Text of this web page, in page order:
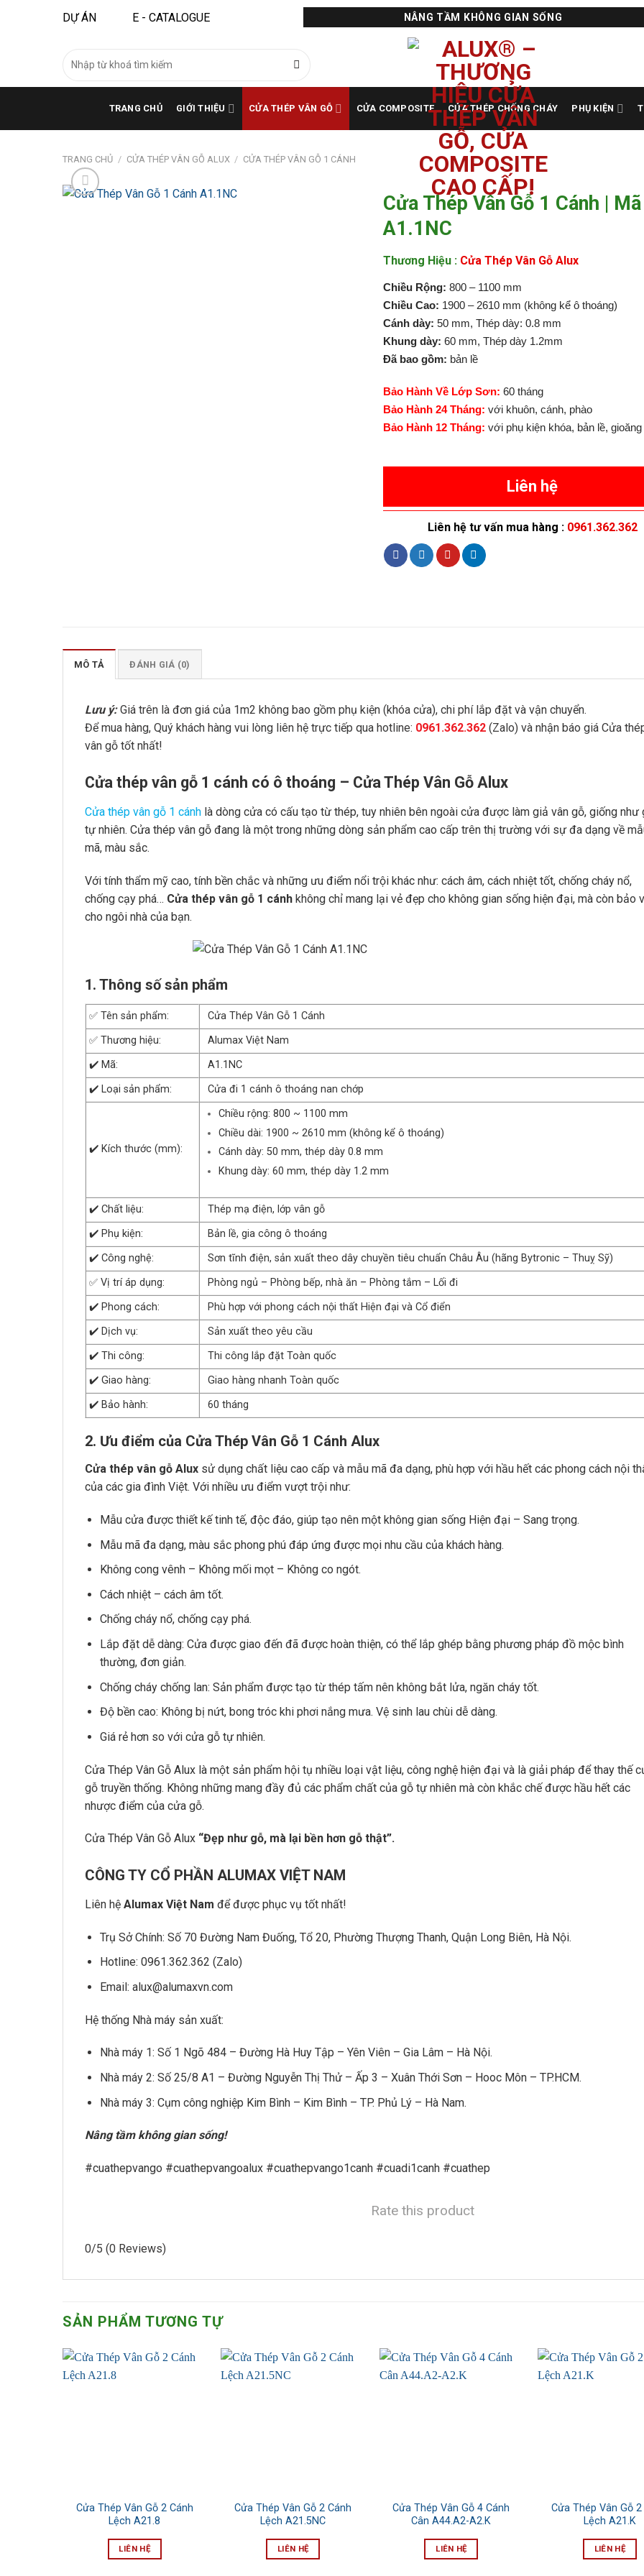
DỰ ÁN E - CATALOGUE NÂNG TẦM KHÔNG GIAN SỐNG
kiếm:
TRANG CHỦ GIỚI THIỆU CỬA THÉP VÂN GỖ CỬA COMPOSITE CỬA THÉP CHỐNG CHÁY PHỤ KIỆN
TRANG CHỦ / CỬA THÉP VÂN GỖ ALUX / CỬA THÉP VÂN GỖ 1 CÁNH
Cửa Thép Vân Gỗ 1 Cánh | Mã
A1.1NC
Thương Hiệu : Cửa Thép Vân Gỗ Alux
Chiều Rộng: 800 – 1100 mm
Chiều Cao: 1900 – 2610 mm (không kể ô thoáng)
Cánh dày: 50 mm, Thép dày: 0.8 mm
Khung dày: 60 mm, Thép dày 1.2mm
Đã bao gồm: bản lề
Bảo Hành Về Lớp Sơn: 60 tháng
Bảo Hành 24 Tháng: với khuôn, cánh, phào
Bảo Hành 12 Tháng: với phụ kiện khóa, bản lề, gioăng
Liên hệ
Liên hệ tư vấn mua hàng : 0961.362.362
MÔ TẢ ĐÁNH GIÁ (0)
Lưu ý: Giá trên là đơn giá của 1m2 không bao gồm phụ kiện (khóa cửa), chi phí lắp đặt và vận chuyển.
Để mua hàng, Quý khách hàng vui lòng liên hệ trực tiếp qua hotline: 0961.362.362 (Zalo) và nhận báo giá Cửa
vân gỗ tốt nhất!
Cửa thép vân gỗ 1 cánh có ô thoáng – Cửa Thép Vân Gỗ Alux
Cửa thép vân gỗ 1 cánh là dòng cửa có cấu tạo từ thép, tuy nhiên bên ngoài cửa được làm giả vân gỗ, giống như
tự nhiên. Cửa thép vân gỗ đang là một trong những dòng sản phẩm cao cấp trên thị trường với sự đa dạng về
mã, màu sắc.
Với tính thẩm mỹ cao, tính bền chắc và những ưu điểm nổi trội khác như: cách âm, cách nhiệt tốt, chống cháy nổ,
chống cạy phá… Cửa thép vân gỗ 1 cánh không chỉ mang lại vẻ đẹp cho không gian sống hiện đại, mà còn bảo
cho ngôi nhà của bạn.
1. Thông số sản phẩm
✅ Tên sản phẩm:
Cửa Thép Vân Gỗ 1 Cánh
✅ Thương hiệu:
Alumax Việt Nam
✔️ Mã:
A1.1NC
✔️ Loại sản phẩm:
Cửa đi 1 cánh ô thoáng nan chớp
✔️ Kích thước (mm):
Chiều rộng: 800 ~ 1100 mm
Chiều dài: 1900 ~ 2610 mm (không kể ô thoáng)
Cánh dày: 50 mm, thép dày 0.8 mm
Khung dày: 60 mm, thép dày 1.2 mm
✔️ Chất liệu:
Thép mạ điện, lớp vân gỗ
✔️ Phụ kiện:
Bản lề, gia công ô thoáng
✔️ Công nghệ:
Sơn tĩnh điện, sản xuất theo dây chuyền tiêu chuẩn Châu Âu (hãng Bytronic – Thuỵ Sỹ)
✅ Vị trí áp dụng:
Phòng ngủ – Phòng bếp, nhà ăn – Phòng tắm – Lối đi
✔️ Phong cách:
Phù hợp với phong cách nội thất Hiện đại và Cổ điển
✔️ Dịch vụ:
Sản xuất theo yêu cầu
✔️ Thi công:
Thi công lắp đặt Toàn quốc
✔️ Giao hàng:
Giao hàng nhanh Toàn quốc
✔️ Bảo hành:
60 tháng
2. Ưu điểm của Cửa Thép Vân Gỗ 1 Cánh Alux
Cửa thép vân gỗ Alux sử dụng chất liệu cao cấp và mẫu mã đa dạng, phù hợp với hầu hết các phong cách nội
của các gia đình Việt. Với nhiều ưu điểm vượt trội như:
Mẫu cửa được thiết kế tinh tế, độc đáo, giúp tạo nên một không gian sống Hiện đại – Sang trọng.
Mẫu mã đa dạng, màu sắc phong phú đáp ứng được mọi nhu cầu của khách hàng.
Không cong vênh – Không mối mọt – Không co ngót.
Cách nhiệt – cách âm tốt.
Chống cháy nổ, chống cạy phá.
Lắp đặt dễ dàng: Cửa được giao đến đã được hoàn thiện, có thể lắp ghép bằng phương pháp đồ mộc bình
thường, đơn giản.
Chống cháy chống lan: Sản phẩm được tạo từ thép tấm nên không bắt lửa, ngăn cháy tốt.
Độ bền cao: Không bị nứt, bong tróc khi phơi nắng mưa. Vệ sinh lau chùi dễ dàng.
Giá rẻ hơn so với cửa gỗ tự nhiên.
Cửa Thép Vân Gỗ Alux là một sản phẩm hội tụ nhiều loại vật liệu, công nghệ hiện đại và là giải pháp để thay thế
gỗ truyền thống. Không những mang đầy đủ các phẩm chất của gỗ tự nhiên mà còn khắc chế được hầu hết các
nhược điểm của cửa gỗ.
Cửa Thép Vân Gỗ Alux “Đẹp như gỗ, mà lại bền hơn gỗ thật”.
CÔNG TY CỔ PHẦN ALUMAX VIỆT NAM
Liên hệ Alumax Việt Nam để được phục vụ tốt nhất!
Trụ Sở Chính: Số 70 Đường Nam Đuống, Tổ 20, Phường Thượng Thanh, Quận Long Biên, Hà Nội.
Hotline: 0961.362.362 (Zalo)
Email: alux@alumaxvn.com
Hệ thống Nhà máy sản xuất:
Nhà máy 1: Số 1 Ngõ 484 – Đường Hà Huy Tập – Yên Viên – Gia Lâm – Hà Nội.
Nhà máy 2: Số 25/8 A1 – Đường Nguyễn Thị Thử – Ấp 3 – Xuân Thới Sơn – Hooc Môn – TP.HCM.
Nhà máy 3: Cụm công nghiệp Kim Bình – Kim Bình – TP. Phủ Lý – Hà Nam.
Nâng tầm không gian sống!
#cuathepvango #cuathepvangoalux #cuathepvango1canh #cuadi1canh #cuathep
Rate this product
0/5 (0 Reviews)
SẢN PHẨM TƯƠNG TỰ
Cửa Thép Vân Gỗ 2 Cánh
Lệch A21.8
LIÊN HỆ
Cửa Thép Vân Gỗ 2 Cánh
Lệch A21.5NC
LIÊN HỆ
Cửa Thép Vân Gỗ 4 Cánh
Cân A44.A2-A2.K
LIÊN HỆ
Cửa Thép Vân Gỗ 2
Lệch A21.K
LIÊN HỆ